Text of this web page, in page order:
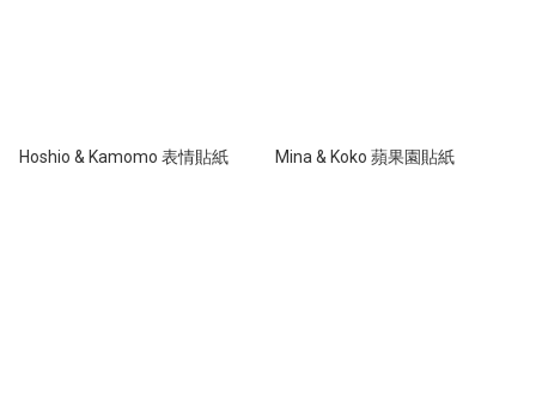
Hoshio & Kamomo 表情貼紙 Mina & Koko 蘋果園貼紙